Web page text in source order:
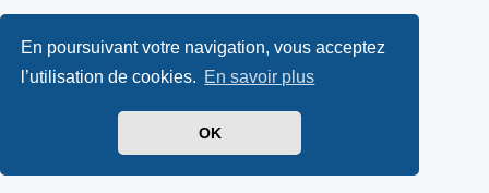
En poursuivant votre navigation, vous acceptez
l’utilisation de cookies. En savoir plus
OK